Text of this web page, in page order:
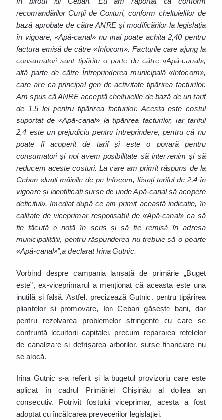
recomandărilor Curții de Conturi, conform cheltuielilor de
bază aprobate de către ANRE și modificărilor la legislația
în vigoare, «Apă-canal» nu mai poate achita 2,40 pentru
factura emisă de către «Infocom». Facturile care ajung la
consumatori sunt tipărite o parte de către «Apă-canal»,
altă parte de către Întreprinderea municipală «Infocom»,
care are ca principal gen de activitate tipărirea facturilor.
Am spus că ANRE acceptă cheltuielile de bază de un tarif
de 1,5 lei pentru tipărirea facturilor. Acesta este costul
suportat de «Apă-canal» la tipărirea facturilor, iar tariful
2,4 este un prejudiciu pentru întreprindere, pentru că nu
poate fi acoperit de tarif și este o povară pentru
consumatori și noi avem posibilitate să intervenim și să
reducem aceste costuri. La care am primit răspuns de la
Ceban «luați mâinile de pe Infocom, lăsați tariful de 2,4 în
vigoare și identificați surse de unde Apă-canal să acopere
deficitul». Imediat după ce am primit această indicație, în
calitate de viceprimar responsabil de «Apă-canal» ca să
fie făcută o notă în scris și să fie remisă în adresa
municipalității, pentru răspunderea nu trebuie să o poarte
«Apă-canal»”,a declarat Irina Gutnic.
Vorbind despre campania lansată de primărie „Buget
este”, ex-viceprimarul a menționat că aceasta este una
inutilă și falsă. Astfel, precizează Gutnic, pentru tipărirea
pliantelor și promovare, Ion Ceban găsește bani, dar
pentru rezolvarea problemelor stringente cu care se
confruntă locuitorii capitalei, precum repararea rețelelor
de canalizare și defrișarea arborilor, surse financiare nu
se alocă.
Irina Gutnic s-a referit și la bugetul provizoriu care este
aplicat în cadrul Primăriei Chișinău al doilea an
consecutiv. Potrivit fostului viceprimar, acesta a fost
adoptat cu încălcarea prevederilor legislației.